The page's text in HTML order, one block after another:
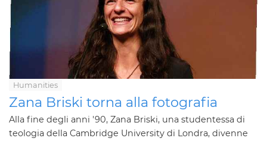
Humanities
Zana Briski torna alla fotografia
Alla fine degli anni '90, Zana Briski, una studentessa di
teologia della Cambridge University di Londra, divenne